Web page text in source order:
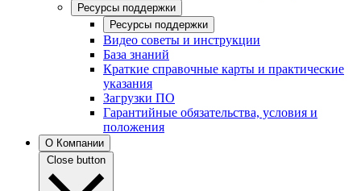
Ресурсы поддержки
Ресурсы поддержки
Видео советы и инструкции
База знаний
Краткие справочные карты и практические
указания
Загрузки ПО
Гарантийные обязательства, условия и
положения
О Компании
Close button